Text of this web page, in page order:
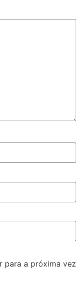
para a próxima vez